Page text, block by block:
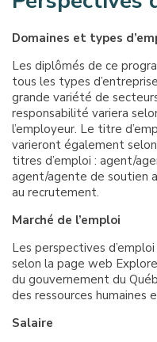
Domaines et types
Les diplômés de ce
tous les types
grande variété de
responsabilité variera
l’employeur. Le titre
varieront également
titres d’emploi : agent/
agent/agente de soutien
au recrutement.
Marché de l’emploi
Les perspectives
selon la page web
du gouvernement du
des ressources humaines
Salaire